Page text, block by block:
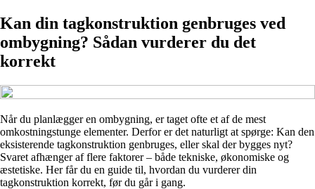
Kan din tagkonstruktion genbruges ved
ombygning? Sådan vurderer du det
korrekt
Når du planlægger en ombygning, er taget ofte et af de mest
omkostningstunge elementer. Derfor er det naturligt at spørge: Kan den
eksisterende tagkonstruktion genbruges, eller skal der bygges nyt?
Svaret afhænger af flere faktorer – både tekniske, økonomiske og
æstetiske. Her får du en guide til, hvordan du vurderer din
tagkonstruktion korrekt, før du går i gang.